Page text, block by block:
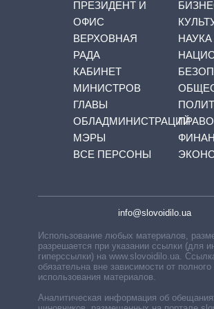
ПРЕЗИДЕНТ И
ОФИС
ВЕРХОВНАЯ
РАДА
КАБИНЕТ
МИНИСТРОВ
ГЛАВЫ
ОБЛАДМИНИСТРАЦИЙ
МЭРЫ
ВСЕ ПЕРСОНЫ
НАУКА
ПРАВО
info@slovoidilo.ua
Использование любых материалов,
разрешается при указании ссылки (для
гиперссылки) на www.slovoidilo.ua.
обязательна вне зависимости от полного
использования материалов.
Аналитическая информация об